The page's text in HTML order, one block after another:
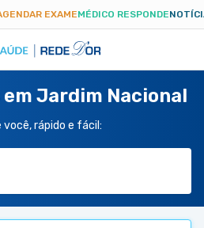
EXAMEMÉDICO RESPONDE
Jardim Nacional
rápido e fácil: